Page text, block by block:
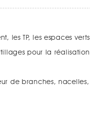
les TP, les espaces
pour la
de branches,